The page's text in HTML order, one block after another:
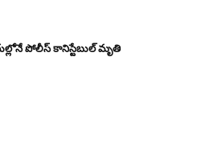
పోలీస్ కానిస్టేబుల్ మృతి